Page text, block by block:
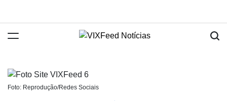
Foto: Reprodução/Redes Sociais